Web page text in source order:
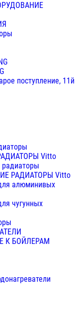
поступление, 11й
Vitto
радиаторы
РАДИАТОРЫ Vitto
алюминивых
чугунных
К БОЙЛЕРАМ